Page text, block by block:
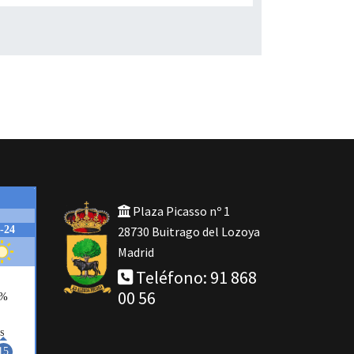
Plaza Picasso nº 1
28730 Buitrago del Lozoya
Madrid
Teléfono: 91 868
00 56